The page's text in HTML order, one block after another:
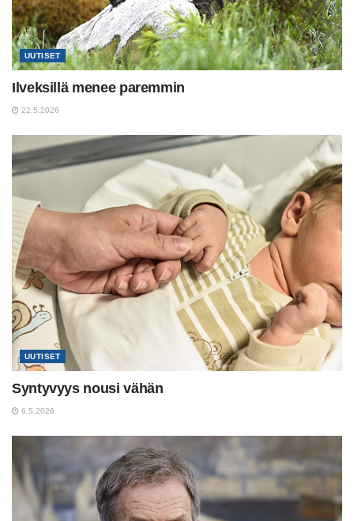
UUTISET
Ilveksillä menee paremmin
22.5.2026
UUTISET
Syntyvyys nousi vähän
6.5.2026